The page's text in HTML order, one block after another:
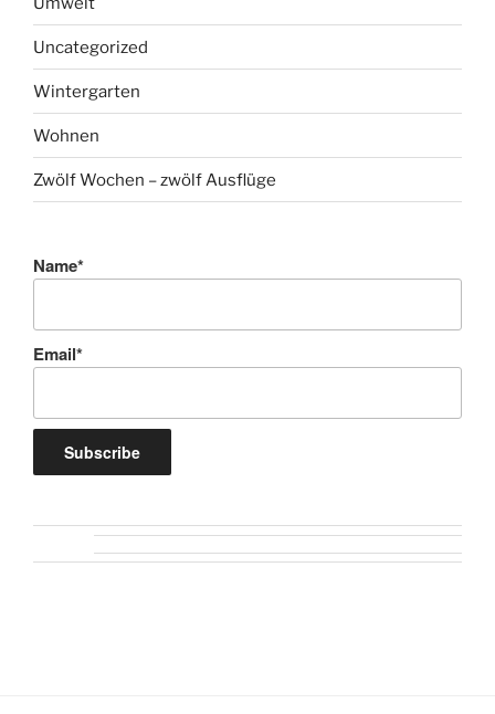
Uncategorized
Wintergarten
Wohnen
Zwölf Wochen – zwölf Ausflüge
Name*
Email*